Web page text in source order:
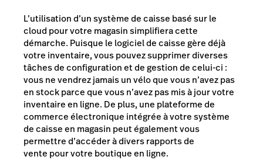
L’utilisation d’un système de caisse basé sur le
cloud pour votre magasin simplifiera cette
démarche. Puisque le logiciel de caisse gère déjà
votre inventaire, vous pouvez supprimer diverses
tâches de configuration et de gestion de celui-ci :
vous ne vendrez jamais un vélo que vous n’avez pas
en stock parce que vous n’avez pas mis à jour votre
inventaire en ligne. De plus, une plateforme de
commerce électronique intégrée à votre système
de caisse en magasin peut également vous
permettre d’accéder à divers rapports de
vente pour votre boutique en ligne.